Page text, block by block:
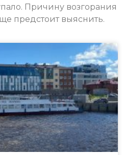
Причину возгорания
предстоит выяснить.